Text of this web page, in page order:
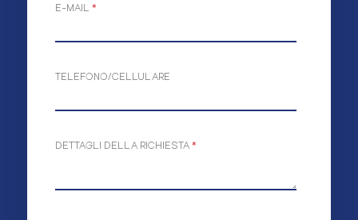
E-MAIL *
TELEFONO/CELLULARE
DETTAGLI DELLA RICHIESTA *